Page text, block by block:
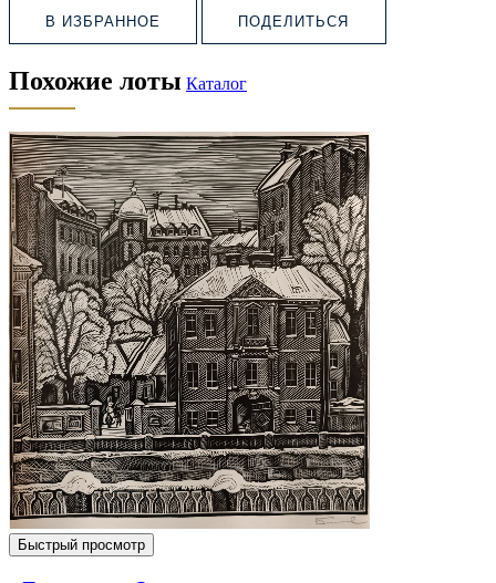
В ИЗБРАННОЕ ПОДЕЛИТЬСЯ
Похожие лоты Каталог
Быстрый просмотр